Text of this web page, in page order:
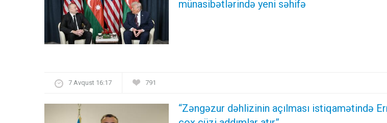
münasibətlərində yeni səhifə
7 Avqust 16:17 791
“Zəngəzur dəhlizinin açılması istiqamətində